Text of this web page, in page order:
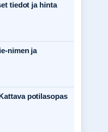
tiedot ja hinta
nimen ja
potilasopas